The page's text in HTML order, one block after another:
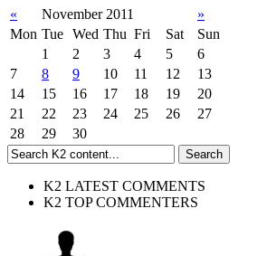
« November 2011
»
Mon Tue Wed Thu Fri Sat
Sun
1
2 3 4 5
6
7
8 9 10 11 12
13
14
15 16 17 18 19
20
21
22 23 24 25 26
27
28
29 30
K2 LATEST COMMENTS
K2 TOP COMMENTERS